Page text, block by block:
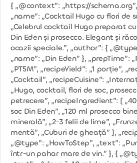
{ „@context”: „https://
„name”: „Cocktail Hugo cu flori de
„Celebrul cocktail Hugo preparat
Din Eden și prosecco. Elegant și
ocazii speciale.”, „author”: {
„name”: „Din Eden” }, „prepTime”:
„PT5M”, „recipeYield”: „1 porție”,
„Cocktail”, „recipeCuisine”:
„Hugo, cocktail, flori de soc,
petrecere”, „recipeIngredient”: [
soc Din Eden”, „120 ml prosecco
minerală”, „2-3 felii de lime”,
mentă”, „Cuburi de gheață” ],
„@type”: „HowToStep”, „text”:
într-un pahar mare de vin.” }, {